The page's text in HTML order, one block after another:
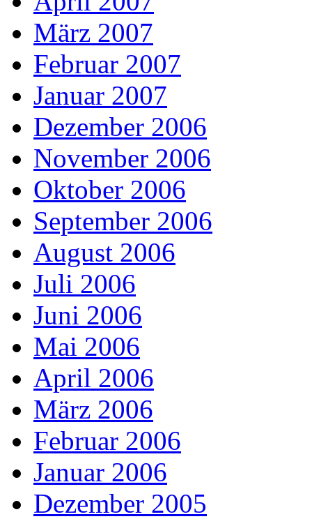
März 2007
Februar 2007
Januar 2007
Dezember 2006
November 2006
Oktober 2006
September 2006
August 2006
Juli 2006
Juni 2006
Mai 2006
April 2006
März 2006
Februar 2006
Januar 2006
Dezember 2005